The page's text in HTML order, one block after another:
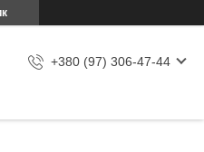
+380 (97) 306-47-44